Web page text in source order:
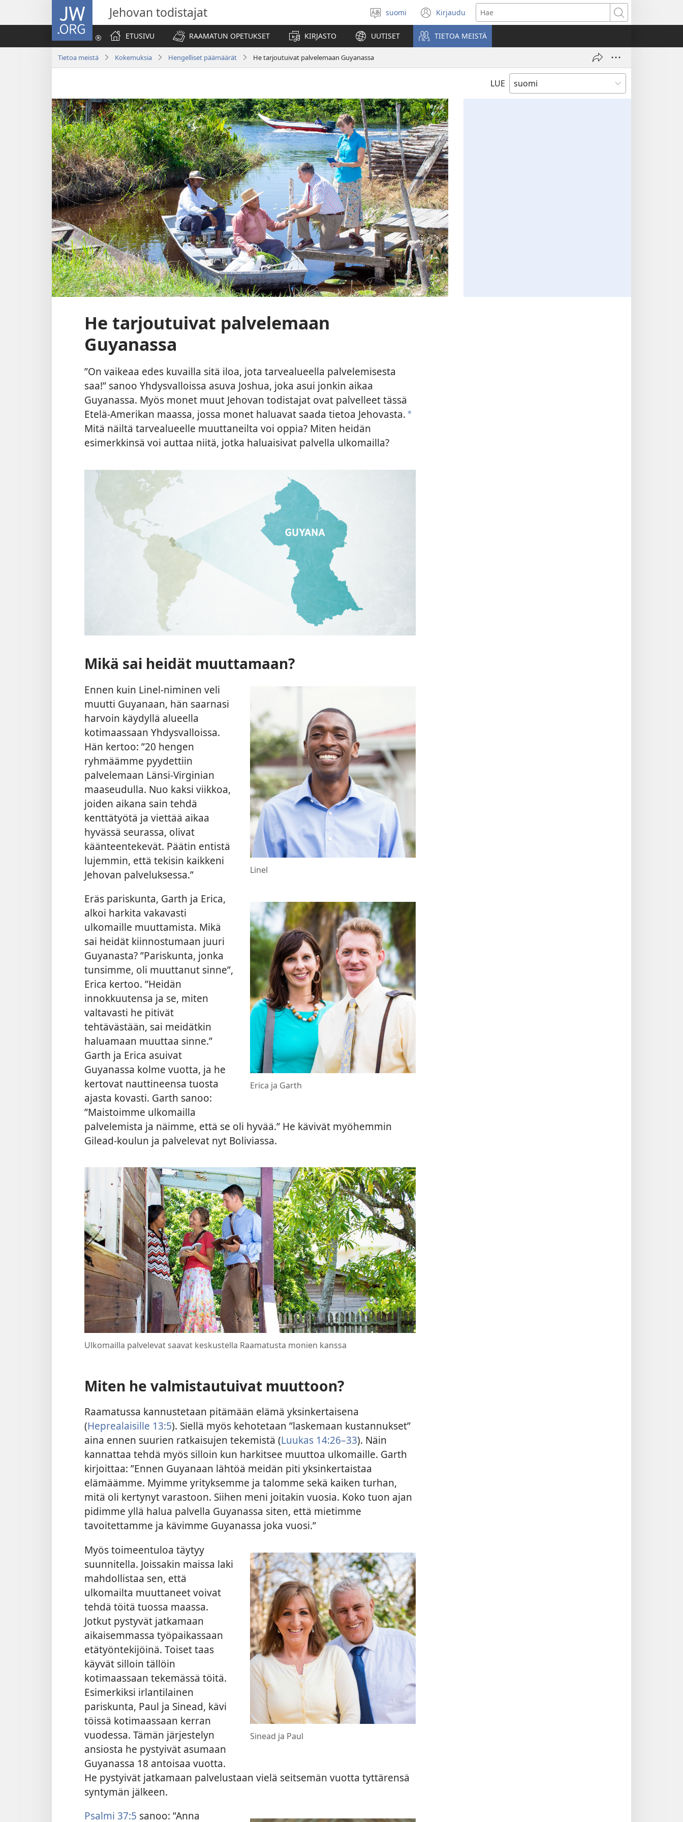
JW.ORG Jehovan todistajat
Valitse
kieli
suomi Kirjaudu
(avaa
uuden
ikkunan)
Hae
ETUSIVU
RAAMATUN OPETUKSET KIRJASTO UUTISET TIETOA MEISTÄ
Tietoa meistä Kokemuksia Hengelliset päämäärät He tarjoutuivat palvelemaan Guyanassa
LUE
He tarjoutuivat palvelemaan
Guyanassa
”On vaikeaa edes kuvailla sitä iloa, jota tarvealueella palvelemisesta
saa!” sanoo Yhdysvalloissa asuva Joshua, joka asui jonkin aikaa
Guyanassa. Myös monet muut Jehovan todistajat ovat palvelleet tässä
Etelä-Amerikan maassa, jossa monet haluavat saada tietoa Jehovasta. a
Mitä näiltä tarvealueelle muuttaneilta voi oppia? Miten heidän
esimerkkinsä voi auttaa niitä, jotka haluaisivat palvella ulkomailla?
Mikä sai heidät muuttamaan?
Linel
Ennen kuin Linel-niminen veli
muutti Guyanaan, hän saarnasi
harvoin käydyllä alueella
kotimaassaan Yhdysvalloissa.
Hän kertoo: ”20 hengen
ryhmäämme pyydettiin
palvelemaan Länsi-Virginian
maaseudulla. Nuo kaksi viikkoa,
joiden aikana sain tehdä
kenttätyötä ja viettää aikaa
hyvässä seurassa, olivat
käänteentekevät. Päätin entistä
lujemmin, että tekisin kaikkeni
Jehovan palveluksessa.”
Erica ja Garth
Eräs pariskunta, Garth ja Erica,
alkoi harkita vakavasti
ulkomaille muuttamista. Mikä
sai heidät kiinnostumaan juuri
Guyanasta? ”Pariskunta, jonka
tunsimme, oli muuttanut sinne”,
Erica kertoo. ”Heidän
innokkuutensa ja se, miten
valtavasti he pitivät
tehtävästään, sai meidätkin
haluamaan muuttaa sinne.”
Garth ja Erica asuivat
Guyanassa kolme vuotta, ja he
kertovat nauttineensa tuosta
ajasta kovasti. Garth sanoo:
”Maistoimme ulkomailla
palvelemista ja näimme, että se oli hyvää.” He kävivät myöhemmin
Gilead-koulun ja palvelevat nyt Boliviassa.
Ulkomailla palvelevat saavat keskustella Raamatusta monien kanssa
Miten he valmistautuivat muuttoon?
Raamatussa kannustetaan pitämään elämä yksinkertaisena
(Heprealaisille 13:5). Siellä myös kehotetaan ”laskemaan kustannukset”
aina ennen suurien ratkaisujen tekemistä (Luukas 14:26–33). Näin
kannattaa tehdä myös silloin kun harkitsee muuttoa ulkomaille. Garth
kirjoittaa: ”Ennen Guyanaan lähtöä meidän piti yksinkertaistaa
elämäämme. Myimme yrityksemme ja talomme sekä kaiken turhan,
mitä oli kertynyt varastoon. Siihen meni joitakin vuosia. Koko tuon ajan
pidimme yllä halua palvella Guyanassa siten, että mietimme
tavoitettamme ja kävimme Guyanassa joka vuosi.”
Sinead ja Paul
Myös toimeentuloa täytyy
suunnitella. Joissakin maissa laki
mahdollistaa sen, että
ulkomailta muuttaneet voivat
tehdä töitä tuossa maassa.
Jotkut pystyvät jatkamaan
aikaisemmassa työpaikassaan
etätyöntekijöinä. Toiset taas
käyvät silloin tällöin
kotimaassaan tekemässä töitä.
Esimerkiksi irlantilainen
pariskunta, Paul ja Sinead, kävi
töissä kotimaassaan kerran
vuodessa. Tämän järjestelyn
ansiosta he pystyivät asumaan
Guyanassa 18 antoisaa vuotta.
He pystyivät jatkamaan palvelustaan vielä seitsemän vuotta tyttärensä
syntymän jälkeen.
Psalmi 37:5 sanoo: ”Anna